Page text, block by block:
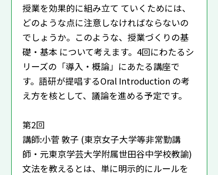
授業を効果的に組み立て ていくためには、
どのような点に注意しなければならないの
でしょうか。このような、授業づくりの基
礎・基本 について考えます。4回にわたるシ
リーズの「導入・概論」にあたる講座で
す。語研が提唱するOral Introduction の考
え方を核として、議論を進める予定です。
第2回
講師:小菅 敦子 (東京女子大学等非常勤講
師・元東京学芸大学附属世田谷中学校教諭)
文法を教えるとは、単に明示的にルールを